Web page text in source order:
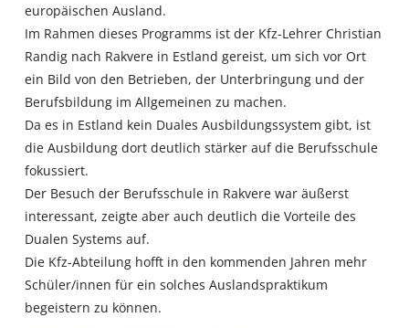
europäischen Ausland.
Im Rahmen dieses Programms ist der Kfz-Lehrer Christian
Randig nach Rakvere in Estland gereist, um sich vor Ort
ein Bild von den Betrieben, der Unterbringung und der
Berufsbildung im Allgemeinen zu machen.
Da es in Estland kein Duales Ausbildungssystem gibt, ist
die Ausbildung dort deutlich stärker auf die Berufsschule
fokussiert.
Der Besuch der Berufsschule in Rakvere war äußerst
interessant, zeigte aber auch deutlich die Vorteile des
Dualen Systems auf.
Die Kfz-Abteilung hofft in den kommenden Jahren mehr
Schüler/innen für ein solches Auslandspraktikum
begeistern zu können.